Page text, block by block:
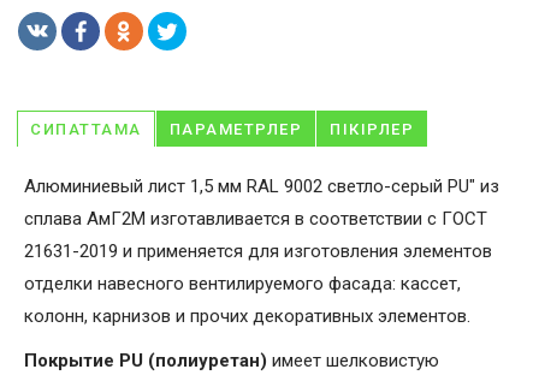
СИПАТТАМА ПАРАМЕТРЛЕР ПІКІРЛЕР
Алюминиевый лист 1,5 мм RAL 9002 светло-серый PU" из
сплава АмГ2М изготавливается в соответствии с ГОСТ
21631-2019 и применяется для изготовления элементов
отделки навесного вентилируемого фасада: кассет,
колонн, карнизов и прочих декоративных элементов.
Покрытие PU (полиуретан) имеет шелковистую